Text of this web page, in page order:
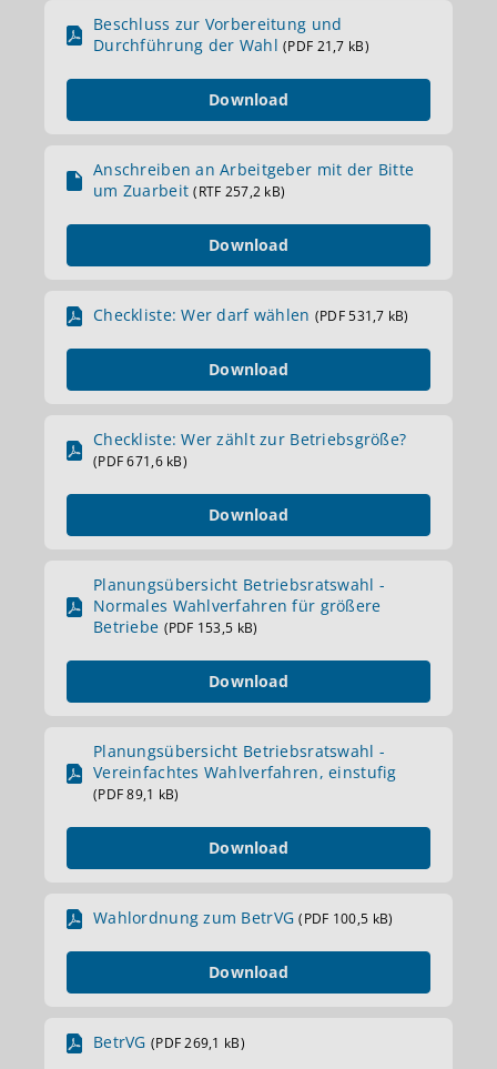
Beschluss zur Vorbereitung und
Durchführung der Wahl(PDF 21,7 kB)
Download
Anschreiben an Arbeitgeber mit der Bitte
um Zuarbeit(RTF 257,2 kB)
Download
Checkliste: Wer darf wählen (PDF 531,7 kB)
Download
Checkliste: Wer zählt zur Betriebsgröße?
(PDF 671,6 kB)
Download
Planungsübersicht Betriebsratswahl -
Normales Wahlverfahren für größere
Betriebe (PDF 153,5 kB)
Download
Planungsübersicht Betriebsratswahl -
Vereinfachtes Wahlverfahren, einstufig
(PDF 89,1 kB)
Download
Wahlordnung zum BetrVG(PDF 100,5 kB)
Download
BetrVG (PDF 269,1 kB)